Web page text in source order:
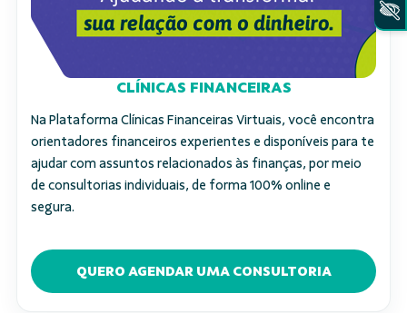
CLÍNICAS FINANCEIRAS
Na Plataforma Clínicas Financeiras Virtuais, você encontra
orientadores financeiros experientes e disponíveis para te
ajudar com assuntos relacionados às finanças, por meio
de consultorias individuais, de forma 100% online e
segura.
QUERO AGENDAR UMA CONSULTORIA